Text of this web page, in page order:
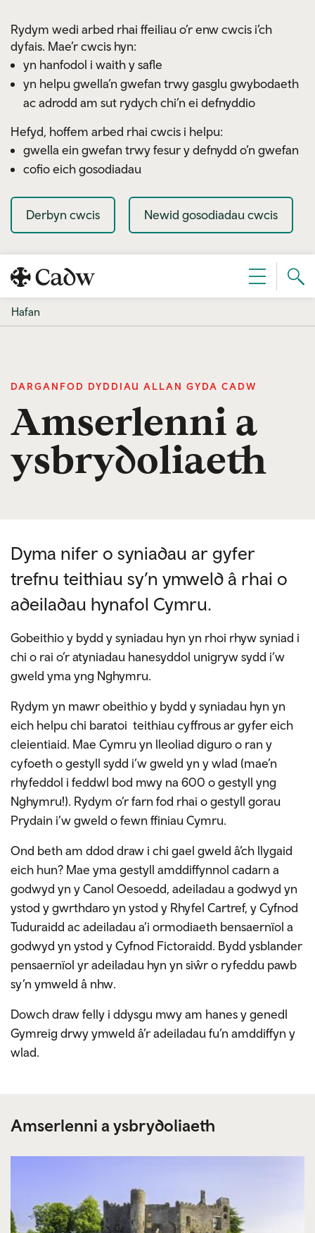
Rydym wedi arbed rhai ffeiliau o’r enw cwcis i’ch
dyfais. Mae’r cwcis hyn:
yn hanfodol i waith y safle
yn helpu gwella’n gwefan trwy gasglu gwybodaeth
ac adrodd am sut rydych chi’n ei defnyddio
Hefyd, hoffem arbed rhai cwcis i helpu:
gwella ein gwefan trwy fesur y defnydd o’n gwefan
cofio eich gosodiadau
Derbyn cwcis Newid gosodiadau cwcis
Dewislen
Hafan
DARGANFOD DYDDIAU ALLAN GYDA CADW
Amserlenni a
ysbrydoliaeth
Dyma nifer o syniadau ar gyfer
trefnu teithiau sy’n ymweld â rhai o
adeiladau hynafol Cymru.
Gobeithio y bydd y syniadau hyn yn rhoi rhyw syniad i
chi o rai o’r atyniadau hanesyddol unigryw sydd i’w
gweld yma yng Nghymru.
Rydym yn mawr obeithio y bydd y syniadau hyn yn
eich helpu chi baratoi teithiau cyffrous ar gyfer eich
cleientiaid. Mae Cymru yn lleoliad diguro o ran y
cyfoeth o gestyll sydd i’w gweld yn y wlad (mae’n
rhyfeddol i feddwl bod mwy na 600 o gestyll yng
Nghymru!). Rydym o’r farn fod rhai o gestyll gorau
Prydain i’w gweld o fewn ffiniau Cymru.
Ond beth am ddod draw i chi gael gweld â’ch llygaid
eich hun? Mae yma gestyll amddiffynnol cadarn a
godwyd yn y Canol Oesoedd, adeiladau a godwyd yn
ystod y gwrthdaro yn ystod y Rhyfel Cartref, y Cyfnod
Tuduraidd ac adeiladau a’i ormodiaeth bensaernïol a
godwyd yn ystod y Cyfnod Fictoraidd. Bydd ysblander
pensaernïol yr adeiladau hyn yn siŵr o ryfeddu pawb
sy’n ymweld â nhw.
Dowch draw felly i ddysgu mwy am hanes y genedl
Gymreig drwy ymweld â’r adeiladau fu’n amddiffyn y
wlad.
Amserlenni a ysbrydoliaeth